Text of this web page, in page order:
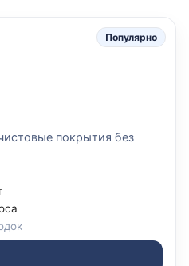
Популярно
покрытия без